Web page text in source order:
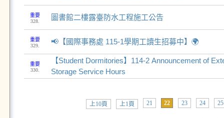
重要
328.
圖書館二樓露臺防水工程施工公告
重要
329.
📢【國際事務處 115-1學期工讀生招募中】🌍
重要
330.
【Student Dormitories】114-2 Announcement of
Storage Service Hours
上10頁 上1頁 21 22 23 24 25